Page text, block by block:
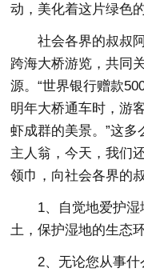
动，美化着这片绿色
社会各界的叔叔
跨海大桥游览，共同
源。“世界银行赠款
明年大桥通车时，游
虾成群的美景。”这
主人翁，今天，我们
领巾，向社会各界的
1、自觉地爱护
土，保护湿地的生态环
2、无论您从事